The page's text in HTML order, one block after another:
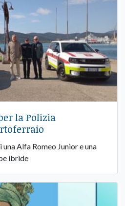
la Polizia
Alfa Romeo Junior e una
ibride